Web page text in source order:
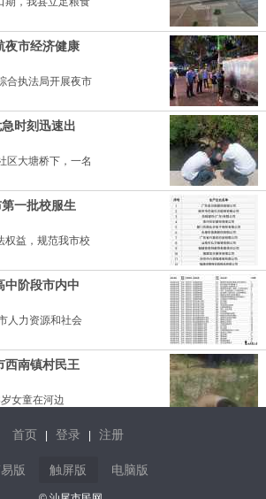
夜市经济健康
合执法局开展夜市
时刻迅速出
区大塘桥下，一名
一批校服生
权益，规范我市校
中阶段市内中
人力资源和社会
西南镇村民王
女童在河边
富婆带资进
婆带资进组当女主
首页 登录 注册
版 触屏版 电脑版